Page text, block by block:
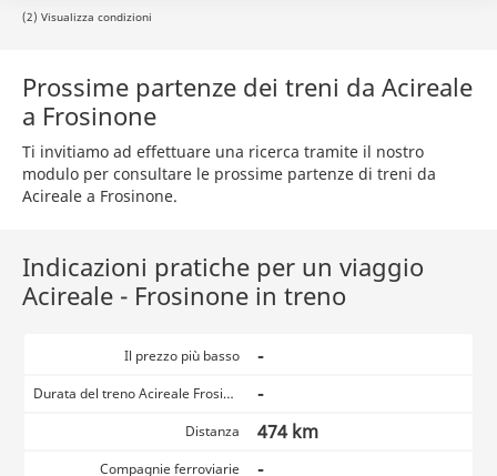
(2) Visualizza condizioni
Prossime partenze dei treni da Acireale
a Frosinone
Ti invitiamo ad effettuare una ricerca tramite il nostro
modulo per consultare le prossime partenze di treni da
Acireale a Frosinone.
Indicazioni pratiche per un viaggio
Acireale - Frosinone in treno
Il prezzo più basso -
Durata del treno Acireale Frosinone -
Distanza 474 km
Compagnie ferroviarie -